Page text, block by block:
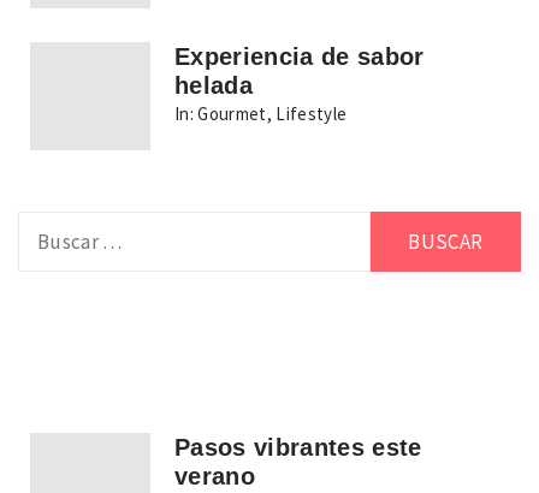
Experiencia de sabor
helada
In: Gourmet, Lifestyle
Pasos vibrantes este
verano